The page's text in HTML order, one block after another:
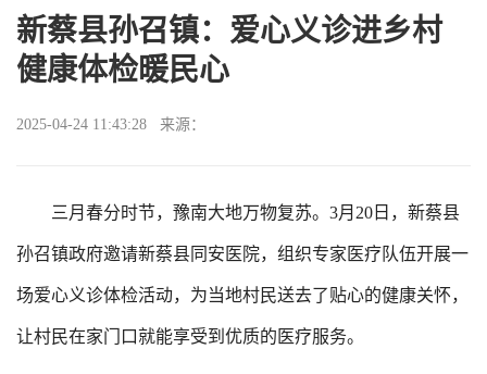
新蔡县孙召镇：爱心义诊进乡村
健康体检暖民心
2025-04-24 11:43:28 来源：
三月春分时节，豫南大地万物复苏。3月20日，新蔡县
孙召镇政府邀请新蔡县同安医院，组织专家医疗队伍开展一
场爱心义诊体检活动，为当地村民送去了贴心的健康关怀，
让村民在家门口就能享受到优质的医疗服务。